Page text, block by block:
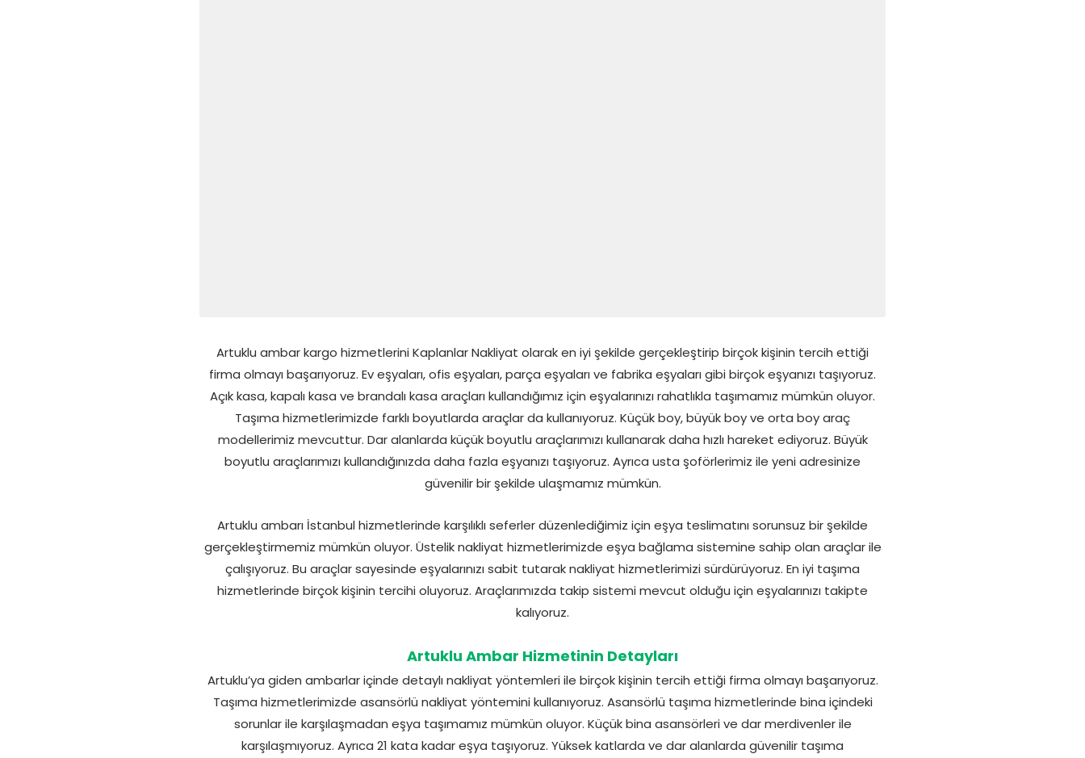
Artuklu ambar kargo hizmetlerini Kaplanlar Nakliyat olarak en iyi şekilde gerçekleştirip birçok kişinin tercih ettiği
firma olmayı başarıyoruz. Ev eşyaları, ofis eşyaları, parça eşyaları ve fabrika eşyaları gibi birçok eşyanızı taşıyoruz.
Açık kasa, kapalı kasa ve brandalı kasa araçları kullandığımız için eşyalarınızı rahatlıkla taşımamız mümkün oluyor.
Taşıma hizmetlerimizde farklı boyutlarda araçlar da kullanıyoruz. Küçük boy, büyük boy ve orta boy araç
modellerimiz mevcuttur. Dar alanlarda küçük boyutlu araçlarımızı kullanarak daha hızlı hareket ediyoruz. Büyük
boyutlu araçlarımızı kullandığınızda daha fazla eşyanızı taşıyoruz. Ayrıca usta şoförlerimiz ile yeni adresinize
güvenilir bir şekilde ulaşmamız mümkün.
Artuklu ambarı İstanbul hizmetlerinde karşılıklı seferler düzenlediğimiz için eşya teslimatını sorunsuz bir şekilde
gerçekleştirmemiz mümkün oluyor. Üstelik nakliyat hizmetlerimizde eşya bağlama sistemine sahip olan araçlar ile
çalışıyoruz. Bu araçlar sayesinde eşyalarınızı sabit tutarak nakliyat hizmetlerimizi sürdürüyoruz. En iyi taşıma
hizmetlerinde birçok kişinin tercihi oluyoruz. Araçlarımızda takip sistemi mevcut olduğu için eşyalarınızı takipte
kalıyoruz.
Artuklu Ambar Hizmetinin Detayları
Artuklu’ya giden ambarlar içinde detaylı nakliyat yöntemleri ile birçok kişinin tercih ettiği firma olmayı başarıyoruz.
Taşıma hizmetlerimizde asansörlü nakliyat yöntemini kullanıyoruz. Asansörlü taşıma hizmetlerinde bina içindeki
sorunlar ile karşılaşmadan eşya taşımamız mümkün oluyor. Küçük bina asansörleri ve dar merdivenler ile
karşılaşmıyoruz. Ayrıca 21 kata kadar eşya taşıyoruz. Yüksek katlarda ve dar alanlarda güvenilir taşıma